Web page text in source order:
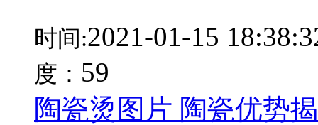
时间:2021-01-15
度： 59
陶瓷烫图片 陶瓷优势